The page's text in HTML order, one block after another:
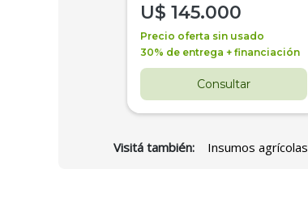
U$ 145.000
Precio oferta sin usado
30% de entrega + financiación
Consultar
Visitá también: Insumos agrícolas